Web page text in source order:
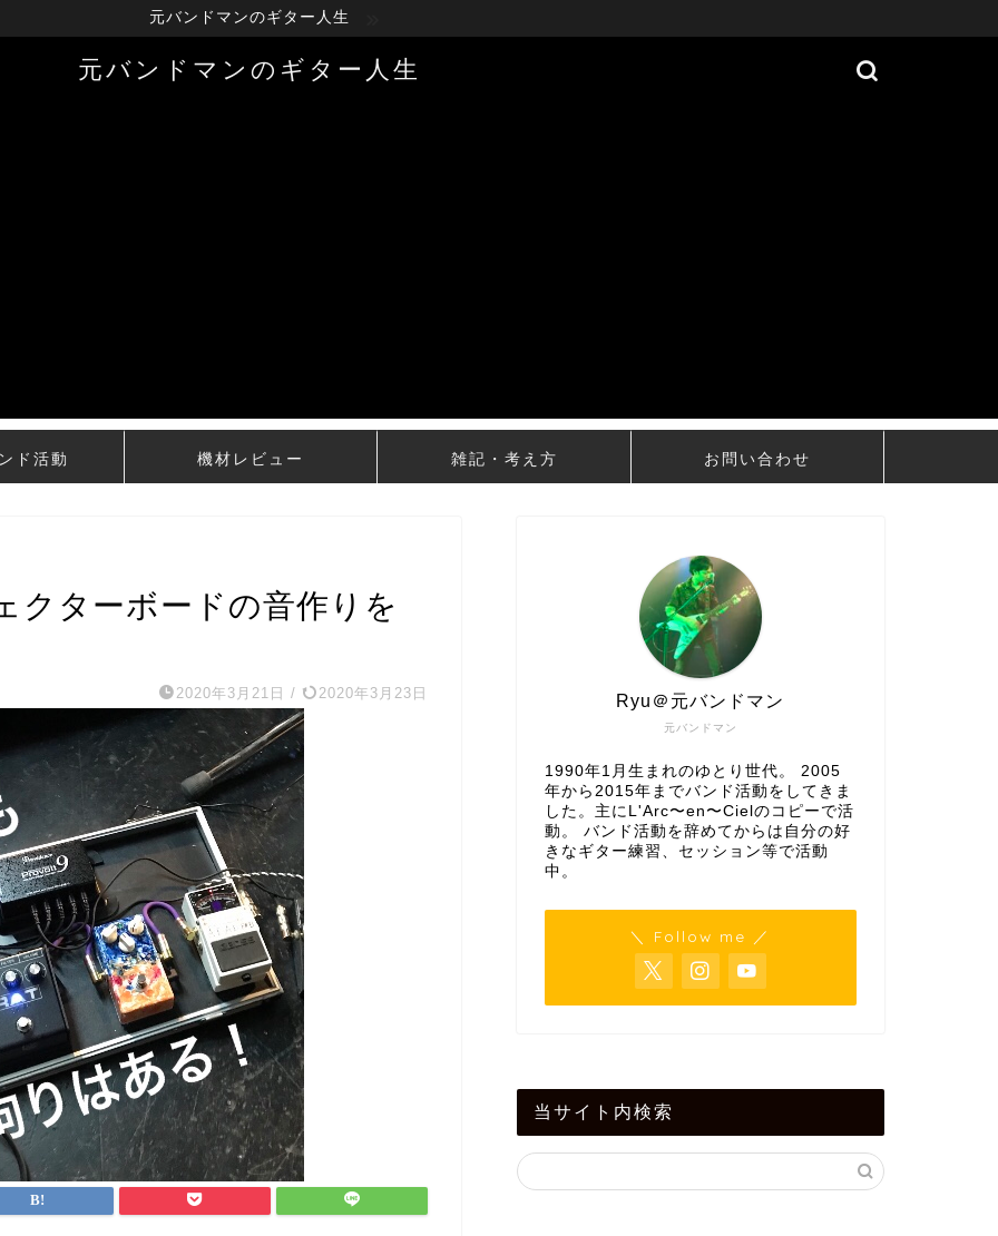
元バンドマンのギター人生
元バンドマンのギター人生
ド活動 機材レビュー 雑記・考え方 お問い合わせ
クターボードの音作りを
2020年3月21日 / 2020年3月23日
元バンドマン
Ryu＠元バンドマン
1990年1月生まれのゆとり世代。 2005
年から2015年までバンド活動をしてきま
した。主にL'Arc〜en〜Cielのコピーで活
動。 バンド活動を辞めてからは自分の好
きなギター練習、セッション等で活動
中。
＼ Follow me ／
当サイト内検索